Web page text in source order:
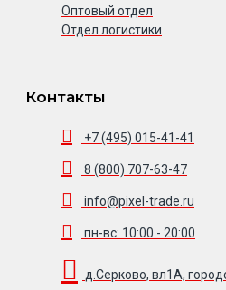
Оптовый отдел
Отдел логистики
Контакты
+7 (495) 015-41-41
8 (800) 707-63-47
info@pixel-trade.ru
пн-вс: 10:00 - 20:00
д.Серково, вл1А,